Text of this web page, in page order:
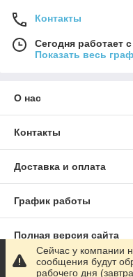
Контакты
Сегодня работает
Показать весь
О нас
Контакты
Доставка и оплата
График работы
Полная версия сайта
Сайт создан на
Сейчас у компании
сообщения будут
рабочего дня